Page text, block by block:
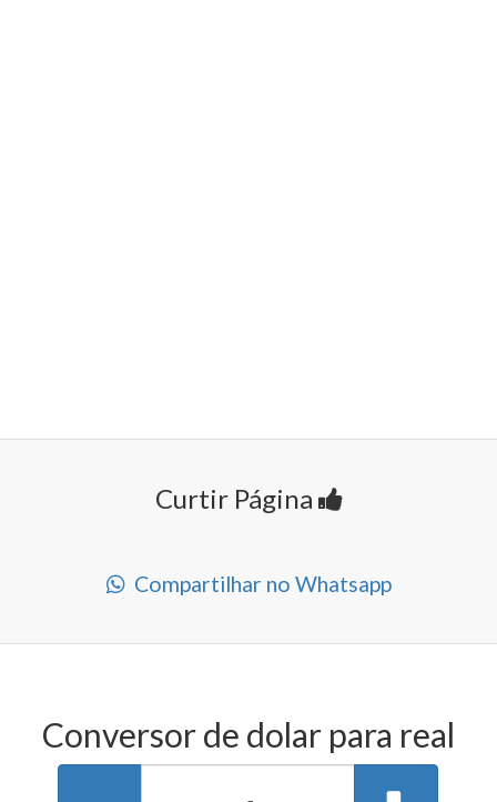
Curtir Página
Compartilhar no Whatsapp
Conversor de dolar para real